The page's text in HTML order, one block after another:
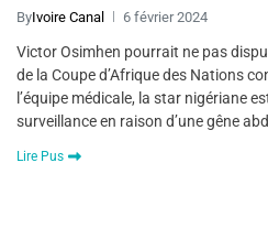
ByIvoire Canal 6 février 2024
Victor Osimhen pourrait ne pas
de la Coupe d’Afrique des Nations
l’équipe médicale, la star nigériane
surveillance en raison d’une gêne
Lire Pus